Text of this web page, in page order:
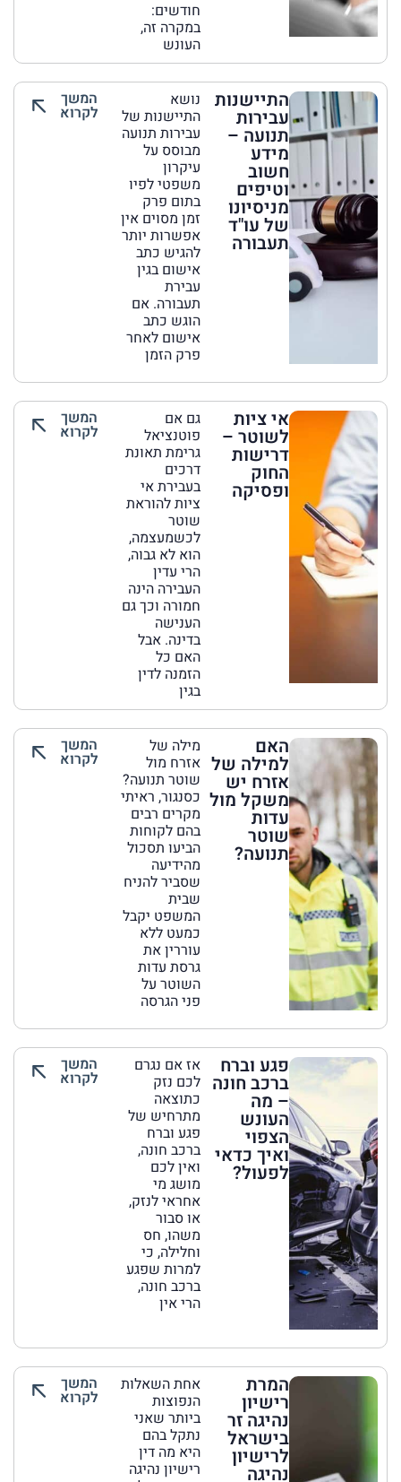
חודשים:
במקרה זה,
העונש
התיישנות
עבירות
תנועה –
מידע
חשוב
וטיפים
מניסיונו
של עו"ד
תעבורה
נושא
התיישנות של
עבירות תנועה
מבוסס על
עיקרון
משפטי לפיו
בתום פרק
זמן מסוים אין
אפשרות יותר
להגיש כתב
אישום בגין
עבירת
תעבורה. אם
הוגש כתב
אישום לאחר
פרק הזמן
המשך
לקרוא
אי ציות
לשוטר –
דרישות
החוק
ופסיקה
גם אם
פוטנציאל
גרימת תאונת
דרכים
בעבירת אי
ציות להוראת
שוטר
לכשמעצמה,
הוא לא גבוה,
הרי עדין
העבירה הינה
חמורה וכך גם
הענישה
בדינה. אבל
האם כל
הזמנה לדין
בגין
המשך
לקרוא
האם
למילה של
אזרח יש
משקל מול
עדות
שוטר
תנועה?
מילה של
אזרח מול
שוטר תנועה?
כסנגור, ראיתי
מקרים רבים
בהם לקוחות
הביעו תסכול
מהידיעה
שסביר להניח
שבית
המשפט יקבל
כמעט ללא
עוררין את
גרסת עדות
השוטר על
פני הגרסה
המשך
לקרוא
פגע וברח
ברכב חונה
– מה
העונש
הצפוי
ואיך כדאי
לפעול?
אז אם נגרם
לכם נזק
כתוצאה
מתרחיש של
פגע וברח
ברכב חונה,
ואין לכם
מושג מי
אחראי לנזק,
או סבור
משהו, חס
וחלילה, כי
למרות שפגע
ברכב חונה,
הרי אין
המשך
לקרוא
המרת
רישיון
נהיגה זר
בישראל
לרישיון
נהיגה
אחת השאלות
הנפוצות
ביותר שאני
נתקל בהם
היא מה דין
רישיון נהיגה
המשך
לקרוא